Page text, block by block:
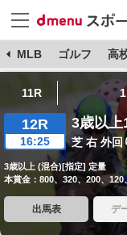
MLB ゴルフ 高
11R
12R
16:25
3歳以上
芝 右 外回
3歳以上 (混合)[指定] 定量
本賞金：800、320、200、120
出馬表 デ